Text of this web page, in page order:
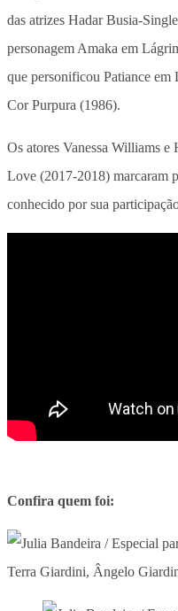
das atrizes Hadar Busia-
personagem Amaka em
que personificou Patiance
Cor Purpura (1986).
Os atores Vanessa Williams e
Love (2017-2018) marcaram
conhecido por sua
Confira quem foi:
Terra Giardini, Ângelo